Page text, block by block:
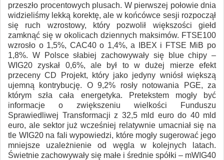
przeszło procentowych plusach. W pierwszej połowie dnia
widzieliśmy lekką korektę, ale w końcówce sesji rozpoczął
się ruch wzrostowy, który pozwolił większości giełd
zamknąć się w okolicach dziennych maksimów. FTSE100
wzrosło o 1,5%, CAC40 o 1,4%, a IBEX i FTSE MiB po
1,8%. W Polsce słabiej zachowywały się blue chipy –
WIG20 zyskał 0,6%, ale był to w dużej mierze efekt
przeceny CD Projekt, który jako jedyny wniósł większą
ujemną kontrybucję. O 9,2% rosły notowania PGE, za
którym szła cała energetyka. Pretekstem mogły być
informacje o zwiększeniu wielkości Funduszu
Sprawiedliwej Transformacji z 32,5 mld euro do 40 mld
euro, ale sektor już wcześniej relatywnie umacniał się na
tle WIG20 na fali wypowiedzi, które mogły sugerować jego
mniejsze uzależnienie od węgla w kolejnych latach.
Świetnie zachowywały się małe i średnie spółki – mWIG40